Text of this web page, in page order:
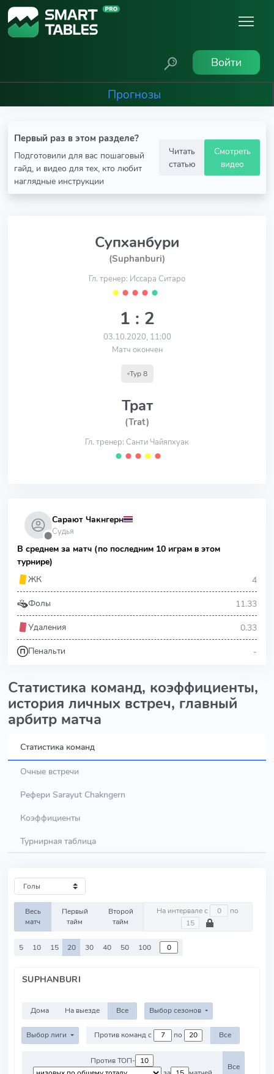
Войти
Прогнозы
Первый раз в этом разделе?
Подготовили для вас пошаговый
гайд, и видео для тех, кто любит
наглядные инструкции
Читать
статью
Смотреть
видео
Супханбури
(Suphanburi)
Гл. тренер: Иссара Ситаро
⬤ ⬤ ⬤ ⬤ ⬤
1 : 2
03.10.2020, 11:00
Матч окончен
Тур 8
Трат
(Trat)
Гл. тренер: Санти Чайяпхуак
⬤ ⬤ ⬤ ⬤ ⬤
⬤
Сарают Чакнгерн
Судья
В среднем за матч (по последним 10 играм в этом
турнире)
ЖК
4
Фолы 11.33
Удаления 0.33
Пенальти -
Статистика команд, коэффициенты,
история личных встреч, главный
арбитр матча
Статистика команд
Очные встречи
Рефери Sarayut Chakngern
Коэффициенты
Турнирная таблица
Весь
матч
Первый
тайм
Второй
тайм
На интервале с по
5 10 15 20 30 40 50 100
SUPHANBURI
Дома На выезде Все Выбор сезонов
Выбор лиги Против команд с по Все
Против ТОП-
Все